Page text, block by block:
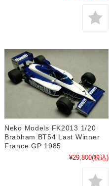
Neko Models FK2013 1/20
Brabham BT54 Last Winner
France GP 1985
¥29,800(税込)